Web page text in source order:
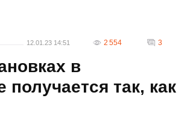
12.01.23 14:51 2 554 3
в
так, как